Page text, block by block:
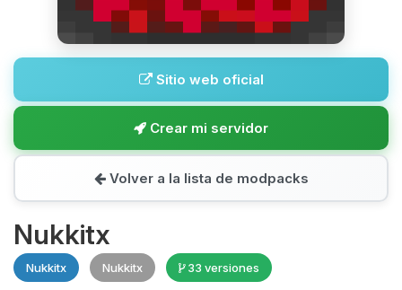
Sitio web oficial
Crear mi servidor
Volver a la lista de modpacks
Nukkitx
Nukkitx Nukkitx 33 versiones